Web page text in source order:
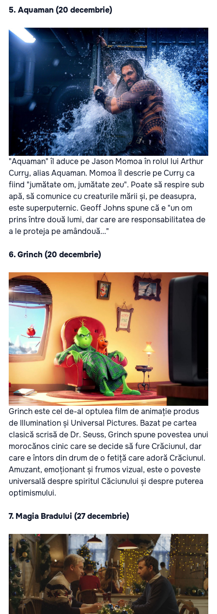
5. Aquaman (20 decembrie)
"Aquaman" îl aduce pe Jason Momoa în rolul lui Arthur
Curry, alias Aquaman. Momoa îl descrie pe Curry ca
fiind "jumătate om, jumătate zeu". Poate să respire sub
apă, să comunice cu creaturile mării și, pe deasupra,
este superputernic. Geoff Johns spune că e "un om
prins între două lumi, dar care are responsabilitatea de
a le proteja pe amândouă..."
6.Grinch (20 decembrie)
Grinch este cel de-al optulea film de animație produs
de Illumination și Universal Pictures. Bazat pe cartea
clasică scrisă de Dr. Seuss, Grinch spune povestea unui
morocănos cinic care se decide să fure Crăciunul, dar
care e întors din drum de o fetiță care adoră Crăciunul.
Amuzant, emoționant și frumos vizual, este o poveste
universală despre spiritul Căciunului și despre puterea
optimismului.
7. Magia Bradului (27 decembrie)